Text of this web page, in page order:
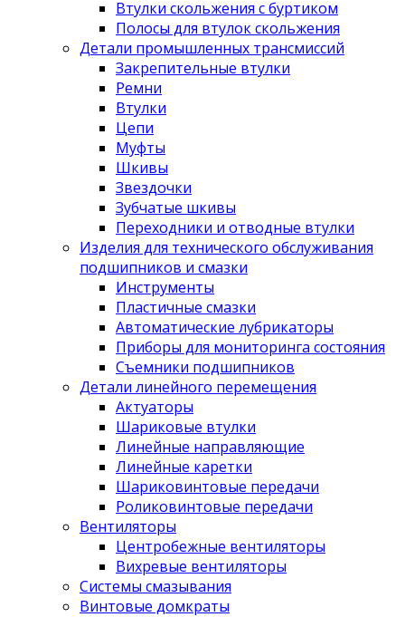
Втулки скольжения с буртиком
Полосы для втулок скольжения
Детали промышленных трансмиссий
Закрепительные втулки
Ремни
Втулки
Цепи
Муфты
Шкивы
Звездочки
Зубчатые шкивы
Переходники и отводные втулки
Изделия для технического обслуживания
подшипников и смазки
Инструменты
Пластичные смазки
Автоматические лубрикаторы
Приборы для мониторинга состояния
Съемники подшипников
Детали линейного перемещения
Актуаторы
Шариковые втулки
Линейные направляющие
Линейные каретки
Шариковинтовые передачи
Роликовинтовые передачи
Вентиляторы
Центробежные вентиляторы
Вихревые вентиляторы
Системы смазывания
Винтовые домкраты